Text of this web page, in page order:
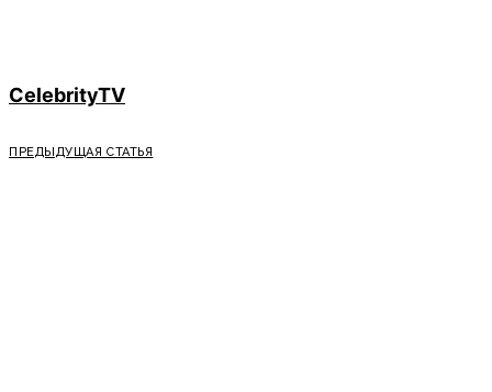
CelebrityTV
ПРЕДЫДУЩАЯ СТАТЬЯ